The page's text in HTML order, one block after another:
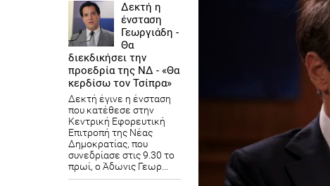
Δεκτή η
ένσταση
Γεωργιάδη -
Θα
διεκδικήσει την
προεδρία της ΝΔ - «Θα
κερδίσω τον Τσίπρα»
Δεκτή έγινε η ένσταση
που κατέθεσε στην
Κεντρική Εφορευτική
Επιτροπή της Νέας
Δημοκρατίας, που
συνεδρίασε στις 9.30 το
πρωί, ο Άδωνις Γεωρ...